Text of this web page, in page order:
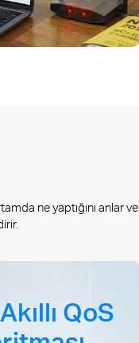
ne yaptığını anlar ve
QoS